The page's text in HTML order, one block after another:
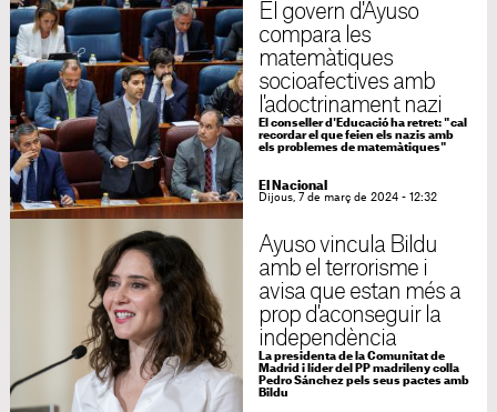
El govern d'Ayuso
compara les
matemàtiques
socioafectives amb
l'adoctrinament nazi
El conseller d'Educació ha retret: "cal
recordar el que feien els nazis amb
els problemes de matemàtiques"
El Nacional
Dijous, 7 de març de 2024 - 12:32
Ayuso vincula Bildu
amb el terrorisme i
avisa que estan més a
prop d'aconseguir la
independència
La presidenta de la Comunitat de
Madrid i líder del PP madrileny colla
Pedro Sánchez pels seus pactes amb
Bildu